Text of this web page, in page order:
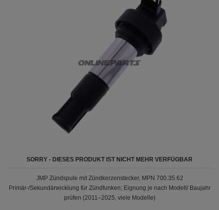
SORRY - DIESES PRODUKT IST NICHT MEHR VERFÜGBAR
JMP Zündspule mit Zündkerzenstecker, MPN 700.35.62
Primär-/Sekundärwicklung für Zündfunken; Eignung je nach Modell/ Baujahr
prüfen (2011–2025, viele Modelle)